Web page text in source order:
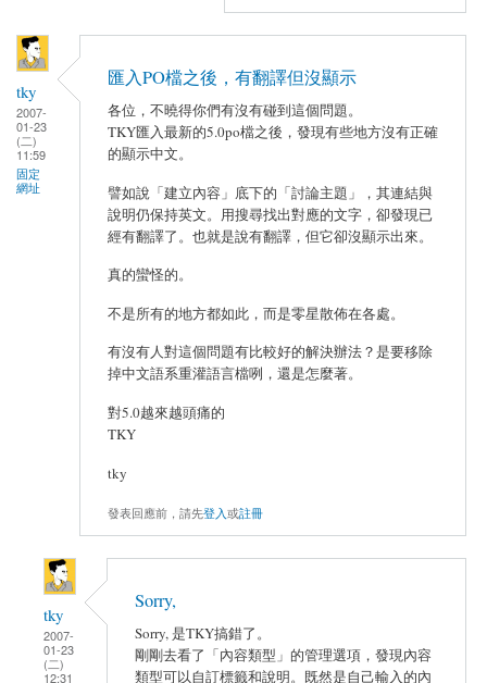
tky
2007-
01-23
(二)
11:59
固定
網址
匯入PO檔之後，有翻譯但沒顯示
各位，不曉得你們有沒有碰到這個問題。
TKY匯入最新的5.0po檔之後，發現有些地方沒有正確
的顯示中文。
譬如說「建立內容」底下的「討論主題」，其連結與
說明仍保持英文。用搜尋找出對應的文字，卻發現已
經有翻譯了。也就是說有翻譯，但它卻沒顯示出來。
真的蠻怪的。
不是所有的地方都如此，而是零星散佈在各處。
有沒有人對這個問題有比較好的解決辦法？是要移除
掉中文語系重灌語言檔咧，還是怎麼著。
對5.0越來越頭痛的
TKY
tky
發表回應前，請先登入或註冊
tky
2007-
01-23
(二)
12:31
Sorry,
Sorry, 是TKY搞錯了。
剛剛去看了「內容類型」的管理選項，發現內容
類型可以自訂標籤和說明。既然是自己輸入的內